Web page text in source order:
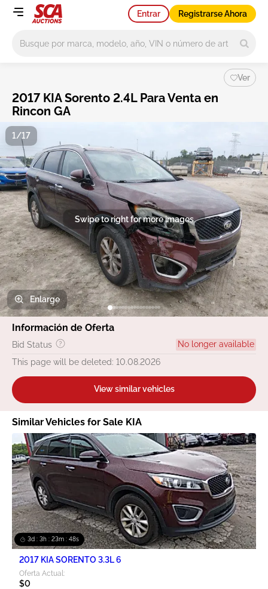
Entrar Registrarse Ahora
Ver
2017 KIA Sorento 2.4L Para Venta en
Rincon GA
Swipe to right for more images
1/17
Enlarge
Información de Oferta
Bid Status
No longer available
This page will be deleted: 10.08.2026
View similar vehicles
Similar Vehicles for Sale KIA
3d : 3h : 23m : 47s
2017 KIA SORENTO 3.3L 6
Oferta Actual:
$0